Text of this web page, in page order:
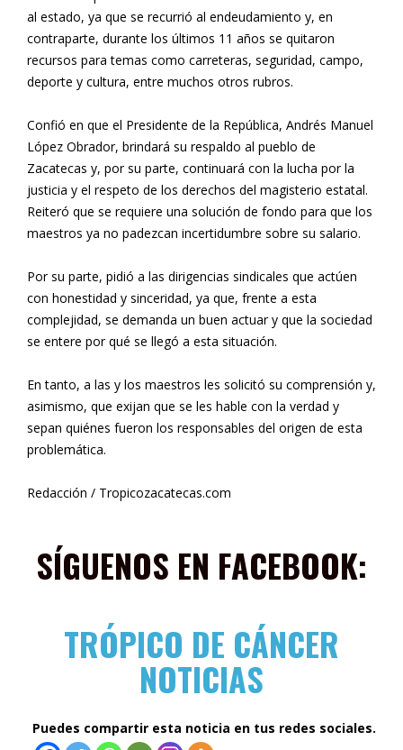
al estado, ya que se recurrió al endeudamiento y, en
contraparte, durante los últimos 11 años se quitaron
recursos para temas como carreteras, seguridad, campo,
deporte y cultura, entre muchos otros rubros.
Confió en que el Presidente de la República, Andrés Manuel
López Obrador, brindará su respaldo al pueblo de
Zacatecas y, por su parte, continuará con la lucha por la
justicia y el respeto de los derechos del magisterio estatal.
Reiteró que se requiere una solución de fondo para que los
maestros ya no padezcan incertidumbre sobre su salario.
Por su parte, pidió a las dirigencias sindicales que actúen
con honestidad y sinceridad, ya que, frente a esta
complejidad, se demanda un buen actuar y que la sociedad
se entere por qué se llegó a esta situación.
En tanto, a las y los maestros les solicitó su comprensión y,
asimismo, que exijan que se les hable con la verdad y
sepan quiénes fueron los responsables del origen de esta
problemática.
Redacción / Tropicozacatecas.com
SÍGUENOS EN FACEBOOK:
TRÓPICO DE CÁNCER
NOTICIAS
Puedes compartir esta noticia en tus redes sociales.